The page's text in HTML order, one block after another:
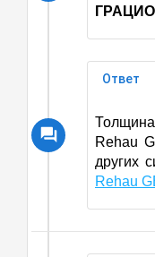
Ответ
Rehau
других
Rehau